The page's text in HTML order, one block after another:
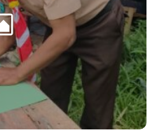
baik keluarga, sekolah, dan
untuk kedepannya, jambore
ranting, cabang, atau
selaku sekretaris
Pasti hebat